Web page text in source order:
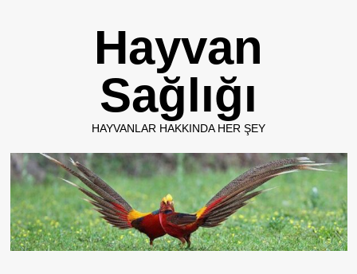
Hayvan
Sağlığı
HAYVANLAR HAKKINDA HER ŞEY